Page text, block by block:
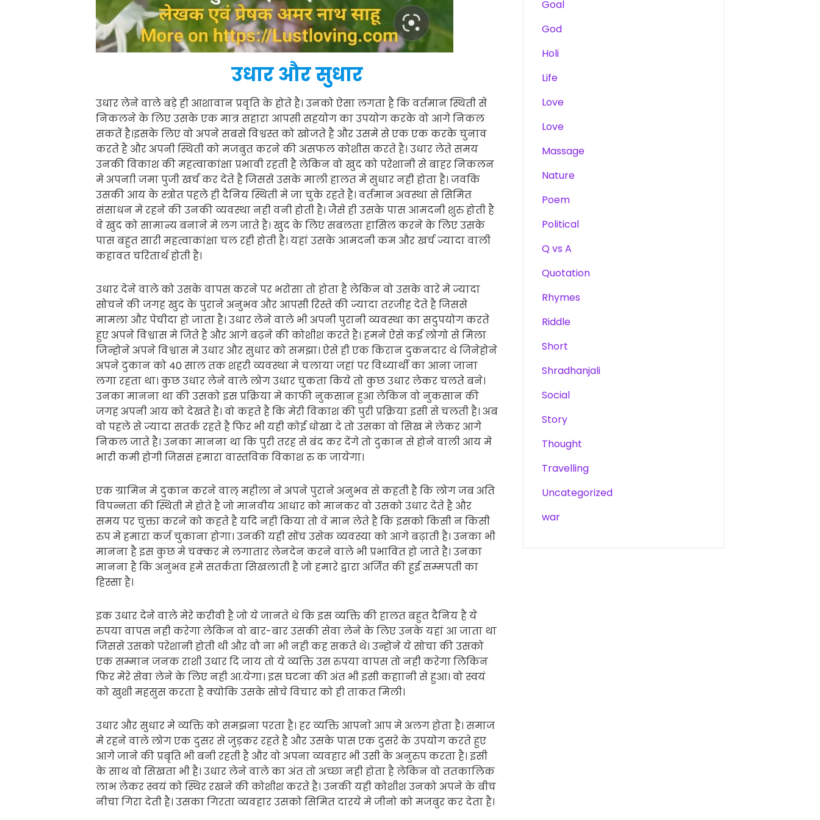
उधार और सुधार
उधार लेने वाले बड़े ही आशावान प्रवृति के होते है। उनको ऐसा लगता है कि वर्तमान स्थिती से
निकलने के लिए उसके एक मात्र सहारा आपसी सहयोग का उपयोग करके वो आगे निकल
सकतें है।इसके लिए वो अपने सबसे विश्वस्त को खोजते है और उसमे से एक एक करके चुनाव
करते है और अपनी स्थिती को मजबुत करने की असफल कोशीस करते है। उधार लेते समय
उनकी विकाश की महत्वाकांक्षा प्रभावी रहती है लेकिन वो खुद को परेशानी से बाहर निकलन
मे अपनाी जमा पुजी खर्च कर देते है जिससे उसके माली हालत मे सुधार नही होता है। जवकि
उसकी आय के स्त्रोत पहले ही दैनिय स्थिती मे जा चुके रहते है। वर्तमान अवस्था से सिमित
संसाधन मे रहने की उनकी व्यवस्था नही वनी होती है। जैसे ही उसके पास आमदनी शुरु होती है
वे खुद को सामान्य बनाने मे लग जाते है। खुद के लिए सबलता हासिल करने के लिए उसके
पास बहुत सारी महत्वाकांक्षा चल रही होती है। यहां उसके आमदनी कम और खर्च ज्यादा वाली
कहावत चरितार्थ होती है।
उधार देने वाले को उसके वापस करने पर भरोसा तो होता है लेकिन वो उसके वारे मे ज्यादा
सोचने की जगह खुद के पुराने अनुभव और आपसी रिस्ते की ज्यादा तरजीह देते है जिससे
मामला और पेचीदा हो जाता है। उधार लेने वाले भी अपनी पुरानी व्यवस्था का सदुपयोग करते
हुए अपने विश्वास मे जिते है और आगे बढ़ने की कोशीश करते है। हमने ऐसे कई लोगो से मिला
जिन्होने अपने विश्वास मे उधार और सुधार को समझा। ऐसे ही एक किरान दुकनदार थे जिनेहोने
अपने दुकान को 40 साल तक शहरी व्यवस्था मे चलाया जहां पर विध्यार्थी का आना जाना
लगा रहता था। कुछ उधार लेने वाले लोग उधार चुकता किये तो कुछ उधार लेकर चलते बने।
उनका मानना था की उसको इस प्रक्रिया मे काफी नुकसान हुआ लेकिन वो नुकसान की
जगह अपनी आय को देखते है। वो कहते है कि मेरी विकाश की पुरी प्रक्रिया इसी से चलती है। अब
वो पहले से ज्यादा सतर्क रहते है फिर भी यही कोई धोखा दे तो उसका वो सिख मे लेकर आगे
निकल जाते है। उनका मानना था कि पुरी तरह से बंंद कर देंगे तो दुकान से होने वाली आय मे
भारी कमी होगी जिससं हमारा वास्तविक विकाश रु क जायेगा।
एक ग्रामिन मे दुकान करने वाल् महीला ने अपने पुराने अनुभव से कहती है कि लोग जब अति
विपन्नता की स्थिती मे होते है जो मानवीय आधार को मानकर वो उसको उधार देते है और
समय पर चुक्ता करने को कहते है यदि नही किया तो वे मान लेते है कि इसको किसी न किसी
रुप मे हमारा कर्ज चुकाना होगा। उनकी यही सोंच उसेक व्यवस्या को आगे बढ़ाती है। उनका भी
मानना है इस कुछ मे चक्कर मे लगातार लेनदेन करने वाले भी प्रभावित हो जाते है। उनका
मानना है कि अनुभव हमे सतर्कता सिखलाती है जो हमारे द्वारा अर्जित की हुई सम्मपती का
हिस्सा है।
इक उधार देने वाले मेरे करीवी है जो ये जानते थे कि इस व्यक्ति की हालत बहुत दैनिय है ये
रुपया वापस नही करेगा लेकिन वो बार-बार उसकी सेवा लेने के लिए उनके यहां आ जाता था
जिससे उसको परेशानी होती थी और वौ ना भी नही कह सकते थे। उन्होने ये सोचा की उसको
एक सम्मान जनक राशी उधार दि जाय तो ये व्यक्ति उस रुपया वापस तो नही करेगा लिकिन
फिर मेरे सेवा लेने के लिए नही आ.येगा। इस घटना की अंत भी इसी कहाानी से हुआ। वो स्वयं
को खुशी महसुस करता है क्योकि उसके सोचे विचार को ही ताकत मिली।
उधार और सुधार मे व्यक्ति को समझना परता है। हर व्यक्ति आपनाे आप मे अलग होता है। समाज
मे रहने वाले लोग एक दुसर से जुड़कर रहते है और उसके पास एक दुसरे के उपयोग करते हुए
आगे जाने की प्रबृति भी बनी रहती है और वो अपना व्यवहार भी उसी के अनुरुप करता है। इसी
के साथ वो सिखता भी है। उधार लेने वाले का अंत तो अच्छा नही होता है लेकिन वो ततकालिक
लाभ लेकर स्वयं को स्थिर रखने की कोशीश करते है। उनकी यही कोशीश उनको अपने के बीच
नीचा गिरा देती है। उसका गिरता व्यवहार उसको सिमित दारये मे जीनो को मजबुर कर देता है।
Goal
God
Holi
Life
Love
Love
Massage
Nature
Poem
Political
Q vs A
Quotation
Rhymes
Riddle
Short
Shradhanjali
Social
Story
Thought
Travelling
Uncategorized
war